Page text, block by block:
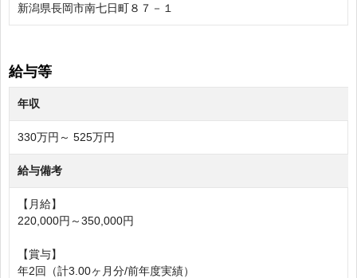
新潟県長岡市南七日町８７－１
給与等
年収
330万円～ 525万円
給与備考
【月給】
220,000円～350,000円
【賞与】
年2回（計3.00ヶ月分/前年度実績）